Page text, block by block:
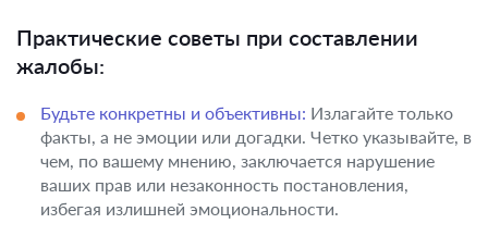
Практические советы при составлении
жалобы:
Будьте конкретны и объективны: Излагайте только
факты, а не эмоции или догадки. Четко указывайте, в
чем, по вашему мнению, заключается нарушение
ваших прав или незаконность постановления,
избегая излишней эмоциональности.